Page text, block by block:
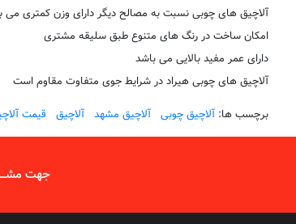
آلاچیق های چوبی نسبت به مصالح دیگر دارای وزن کمتری می
امکان ساخت در رنگ های متنوع طبق سلیقه مشتری
دارای عمر مفید بالایی می باشد
آلاچیق های چوبی هیراد در شرایط جوی متفاوت مقاوم است
برچسب ها: آلاچیق چوبی آلاچیق مشهد آلاچیق قیمت
جهت